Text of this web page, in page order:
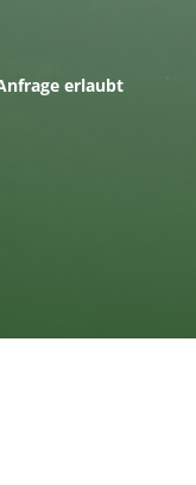
erlaubt